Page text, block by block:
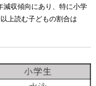
減収傾向にあり、特に小学
上読む子どもの割合は